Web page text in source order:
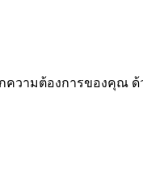
ามต้องการของคุณ